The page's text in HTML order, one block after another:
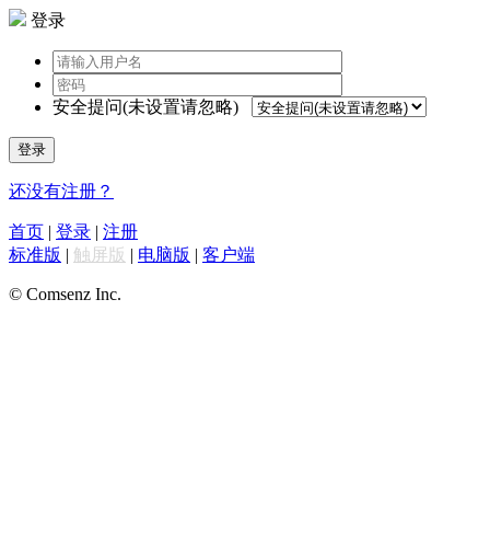
登录
安全提问(未设置请忽略)
登录
还没有注册？
首页 | 登录 | 注册
标准版 | 触屏版 | 电脑版 | 客户端
© Comsenz Inc.